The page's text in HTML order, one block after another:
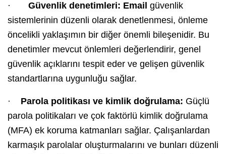
· Güvenlik denetimleri: Email güvenlik
sistemlerinin düzenli olarak denetlenmesi, önleme
öncelikli yaklaşımın bir diğer önemli bileşenidir. Bu
denetimler mevcut önlemleri değerlendirir, genel
güvenlik açıklarını tespit eder ve gelişen güvenlik
standartlarına uygunluğu sağlar.
· Parola politikası ve kimlik doğrulama: Güçlü
parola politikaları ve çok faktörlü kimlik doğrulama
(MFA) ek koruma katmanları sağlar. Çalışanlardan
karmaşık parolalar oluşturmalarını ve bunları düzenli